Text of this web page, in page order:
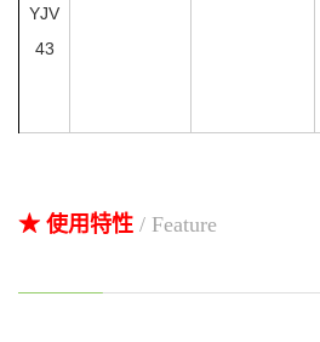
YJV
43
★ 使用特性 / Feature